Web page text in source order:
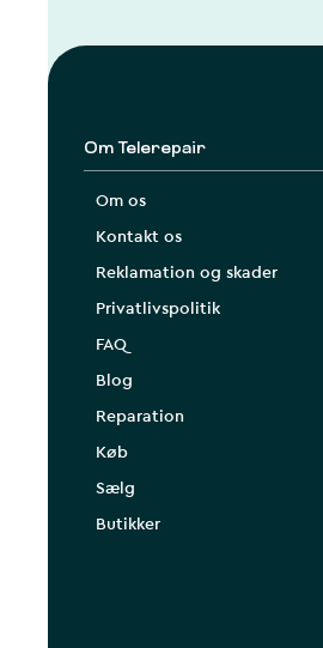
Om Telerepair
Om os
Kontakt os
Reklamation og skader
Privatlivspolitik
FAQ
Blog
Reparation
Køb
Sælg
Butikker